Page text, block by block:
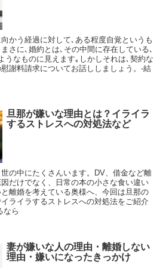
かう経過に対して､ある程度自覚というも
さに､婚約とは､その中間に存在している､
うなものに見えます｡しかしそれは､契約な
謝料請求についてお話ししましょう。-結
旦那が嫌いな理由とは？イライラ
するストレスへの対処法など
の中にたくさんいます。DV、借金など離
だけでなく、日常の本の小さな食い違い
離婚を考えている奥様へ、今回は旦那の
ライラするストレスへの対処法をご紹介
なら
妻が嫌いな人の理由・離婚しない
理由・嫌いになったきっかけ